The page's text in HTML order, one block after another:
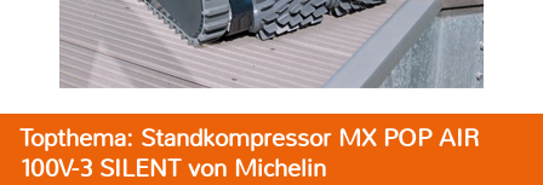
Topthema: Standkompressor MX POP AIR
100V-3 SILENT von Michelin